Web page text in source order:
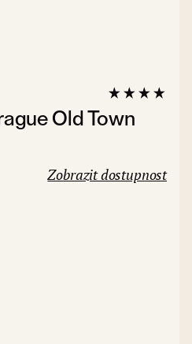
Old Town
Zobrazit dostupnost